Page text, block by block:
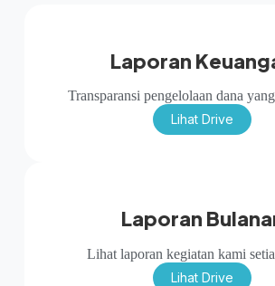
Laporan
Transparansi pengelolaan dana
Lihat Drive
Laporan
Lihat laporan kegiatan kami
Lihat Drive